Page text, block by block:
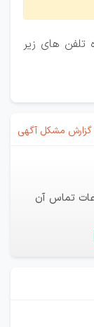
تلفن های زیر
گزارش مشکل آگهی
تماس آن